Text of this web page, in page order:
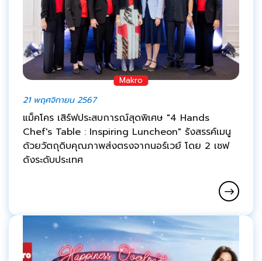
Makro
21 พฤศจิกายน 2567
แม็คโคร เสิร์ฟประสบการณ์สุดพิเศษ "4 Hands
Chef's Table : Inspiring Luncheon" รังสรรค์เมนู
ด้วยวัตถุดิบคุณภาพส่งตรงจากนอร์เวย์ โดย 2 เชฟ
ดังระดับประเทศ